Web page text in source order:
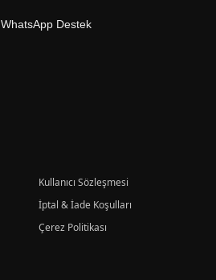
WhatsApp Destek
Kullanıcı Sözleşmesi
İptal & İade Koşulları
Çerez Politikası